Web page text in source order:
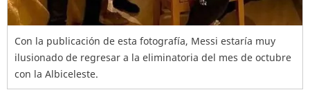
Con la publicación de esta fotografía, Messi estaría muy
ilusionado de regresar a la eliminatoria del mes de octubre
con la Albiceleste.